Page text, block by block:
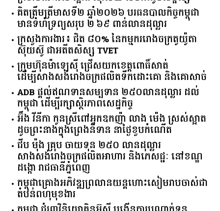
គិត​ត្រឹមត្រីមាស​ទី​២​ ​ឆ្នាំ​២០២៦​ បរធន​បាលកិច្ច​កម្ពុជា​ ​
មាន​ទំហំ​ទ្រព្យ​សរុប​ ​២.៦៩​ ​ពាន់លាន​ដុល្លារ​
ក្រសួង​ការងារ​៖ ​ជិត​ ​៨០​% ​នៃ​កម្មករ​រោងចក្រ​តូយ៉ូតា ​
ស៊ុយ​ស៊ូ ​ជា​អតីត​សិស្ស​ ​TVET​
ក្រុមហ៊ុន​ម៉ាឡេស៊ី ជ្រើសយកខេត្ដពោធិ៍សាត់
ដើម្បីសាងសង់រោងចក្រផលិតទឹកដោះគោ និងគោសាច់
ADB ផ្តល់ឥណទានសម្បទាន ២៥០លានដុល្លារ ដល់
កម្ពុជា ដើម្បីរក្សាស្ថិរភាពសេដ្ឋកិច្ច
អ៊ឹង វីនីកា កូនស្រីពៅអ្នកឧកញ៉ា លាង ម៉េង ស្រស់ស្អាត
ដូចព្រះនាងក្នុងព្រេងនិទាន នាថ្ងៃខួបកំណើត
ជីប ម៉ុង គ្រុប ចាយទុន ២៥០ លានដុល្លារ
សាងសង់រោងចក្រផលិតអាហារ និងភេសជ្ជៈ នៅខណ្ឌ
ដង្កោ រាជធានីភ្នំពេញ
កម្ពុជា​គ្រោង​អភិវឌ្ឍ​ព្រលានយន្តហោះ​សៀមរាប​ចាស់​ជា​
តំបន់​ពហុ​មុខងារ​